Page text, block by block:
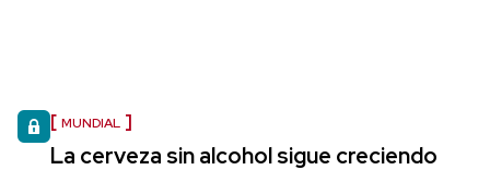
MUNDIAL
La cerveza sin alcohol sigue creciendo